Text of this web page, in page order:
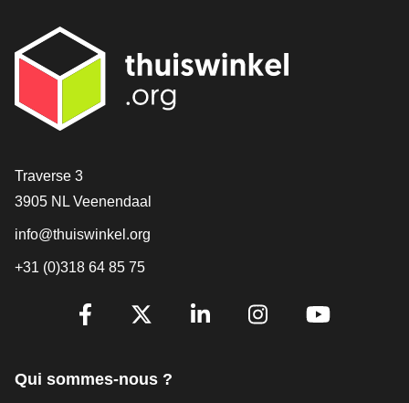
[_General:Contact]
Traverse 3
3905 NL Veenendaal
info@thuiswinkel.org
+31 (0)318 64 85 75
[_General:SocialMediaTitle]
Qui sommes-nous ?